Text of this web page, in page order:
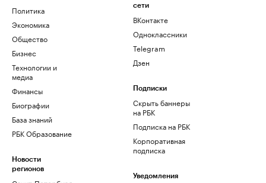
Политика
Экономика
Общество
Бизнес
Технологии и
медиа
Финансы
Биографии
База знаний
РБК Образование
Новости
регионов
сети
ВКонтакте
Одноклассники
Telegram
Дзен
Подписки
Скрыть баннеры
на РБК
Подписка на РБК
Корпоративная
подписка
Уведомления